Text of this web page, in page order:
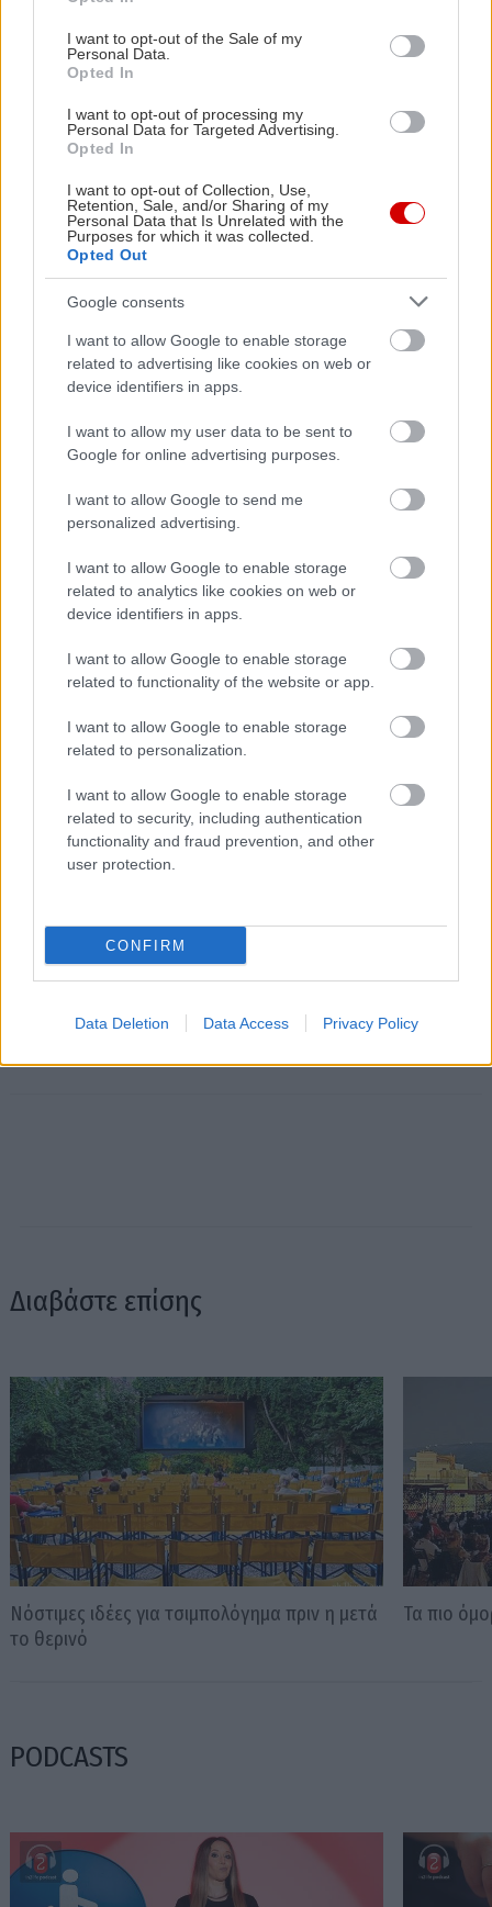
use your data for below specified purposes in below Google
consent section.
I want to opt-out of the Sale of my
Personal Data.
Opted In
I want to opt-out of processing my
Personal Data for Targeted Advertising.
Opted In
I want to opt-out of Collection, Use,
Retention, Sale, and/or Sharing of my
Personal Data that Is Unrelated with the
Purposes for which it was collected.
Opted Out
Google consents
I want to allow Google to enable storage
related to advertising like cookies on web or
device identifiers in apps.
I want to allow my user data to be sent to
Google for online advertising purposes.
I want to allow Google to send me
personalized advertising.
I want to allow Google to enable storage
related to analytics like cookies on web or
device identifiers in apps.
I want to allow Google to enable storage
related to functionality of the website or app.
I want to allow Google to enable storage
related to personalization.
I want to allow Google to enable storage
related to security, including authentication
functionality and fraud prevention, and other
user protection.
CONFIRM
Data Deletion Data Access Privacy Policy
ΤΑΙΝΊΕΣ (ΠΡΩΤΌΤΥΠΟΣ ΤΊΤΛΟΣ)
Όλες οι Αίθουσες
ΑΝΆ ΠΕΡΙΟΧΉ
ΑΊΘΟΥΣΕΣ (ΑΛΦΑΒΗΤΙΚΆ)
MULTIPLEX
Διαβάστε επίσης
Νόστιμες ιδέες για τσιμπολόγημα πριν η μετά
το θερινό
Τα πιο
PODCASTS